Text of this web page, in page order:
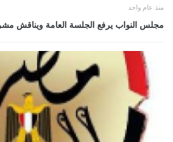
منذ عام واحد
مجلس النواب يرفع الجلسة العامة ويناقش